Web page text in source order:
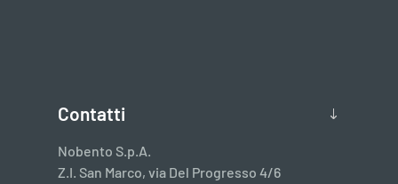
Contatti
Nobento S.p.A.
Z.I. San Marco, via Del Progresso 4/6